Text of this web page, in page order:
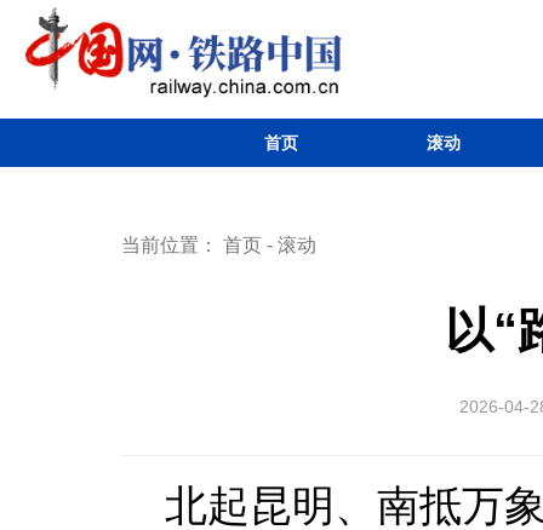
首页 滚动
当前位置： 首页 - 滚动
以“
2026-04-
北起昆明、南抵万